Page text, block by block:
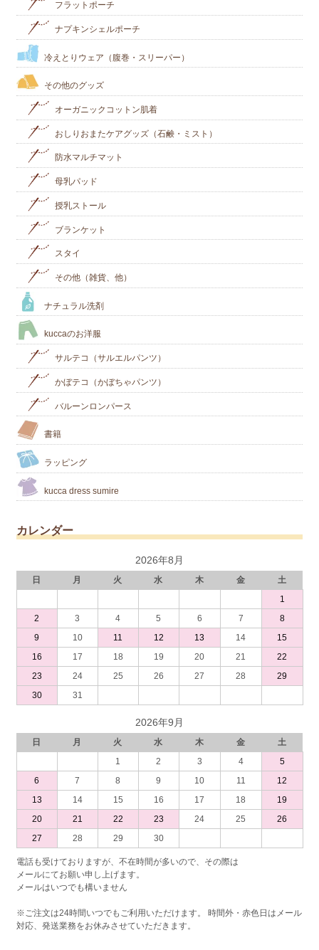
フラットポーチ
ナプキンシェルポーチ
冷えとりウェア（腹巻・スリーパー）
その他のグッズ
オーガニックコットン肌着
おしりおまたケアグッズ（石鹸・ミスト）
防水マルチマット
母乳パッド
授乳ストール
ブランケット
スタイ
その他（雑貨、他）
ナチュラル洗剤
kuccaのお洋服
サルテコ（サルエルパンツ）
かぼテコ（かぼちゃパンツ）
バルーンロンパース
書籍
ラッピング
kucca dress sumire
カレンダー
2026年8月
日 月 火 水 木 金
土
1
2
3 4 5 6 7
8
9
10 11 12 13 14
15
16
17 18 19 20 21
22
23
24 25 26 27 28
29
30
31
2026年9月
日 月 火 水 木 金
土
1
2 3 4
5
6
7 8 9 10 11
12
13
14 15 16 17 18
19
20
21 22 23 24 25
26
27
28 29 30
電話も受けておりますが、不在時間が多いので、その際は
メールにてお願い申し上げます。
メールはいつでも構いません
※ご注文は24時間いつでもご利用いただけます。 時間外・赤色日はメール
対応、発送業務をお休みさせていただきます。